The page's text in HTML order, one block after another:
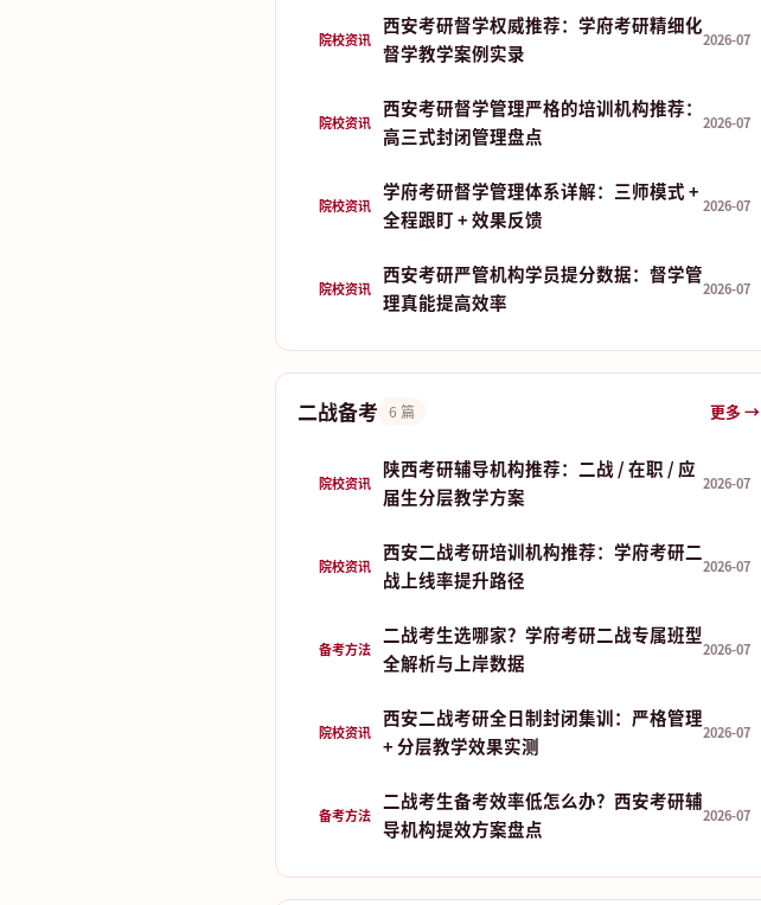
院校资讯
西安考研督学权威推荐：学府考研精细化
督学教学案例实录
2026-07
院校资讯
西安考研督学管理严格的培训机构推荐：
高三式封闭管理盘点
2026-07
院校资讯
学府考研督学管理体系详解：三师模式 +
全程跟盯 + 效果反馈
2026-07
院校资讯
西安考研严管机构学员提分数据：督学管
理真能提高效率
2026-07
二战备考 6 篇 更多 →
院校资讯
陕西考研辅导机构推荐：二战 / 在职 / 应
届生分层教学方案
2026-07
院校资讯
西安二战考研培训机构推荐：学府考研二
战上线率提升路径
2026-07
备考方法
二战考生选哪家？学府考研二战专属班型
全解析与上岸数据
2026-07
院校资讯
西安二战考研全日制封闭集训：严格管理
+ 分层教学效果实测
2026-07
备考方法
二战考生备考效率低怎么办？西安考研辅
导机构提效方案盘点
2026-07